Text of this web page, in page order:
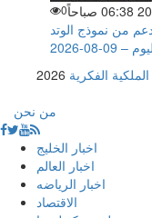
0
مكاسبه بدعم من نموذج الوتد
08-2026
2026
من نحن
اخبار الخليج
اخبار العالم
اخبار الرياضه
الاقتصاد